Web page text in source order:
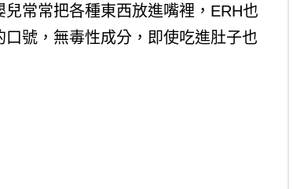
兒常常把各種東西放進嘴裡，ERH也
口號，無毒性成分，即使吃進肚子也